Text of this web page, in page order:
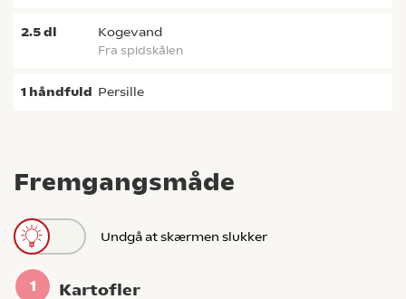
Fremgangsmåde
Undgå at skærmen slukker
Kartofler
2.5dl kogevand
fra spidskålen
1 håndfuld persille